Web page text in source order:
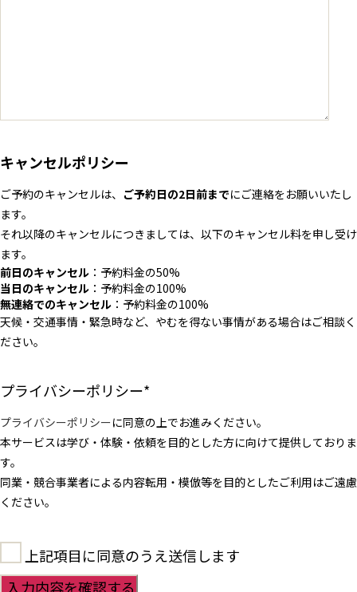
キャンセルポリシー
ご予約のキャンセルは、 ご予約日の2日前までにご連絡をお願いいたし
ます。
それ以降のキャンセルにつきましては、以下のキャンセル料を申し受け
ます。
前日のキャンセル ：予約料金の50%
当日のキャンセル ：予約料金の100%
無連絡でのキャンセル ：予約料金の100%
天候・交通事情・緊急時など、やむを得ない事情がある場合はご相談く
ださい。
プライバシーポリシー*
プライバシーポリシーに同意の上でお進みください。
本サービスは学び・体験・依頼を目的とした方に向けて提供しておりま
す。
同業・競合事業者による内容転用・模倣等を目的としたご利用はご遠慮
ください。
上記項目に同意のうえ送信します